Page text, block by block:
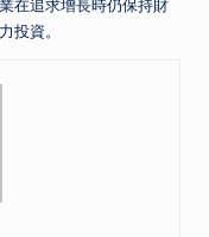
在追求增長時仍保持財
投資。